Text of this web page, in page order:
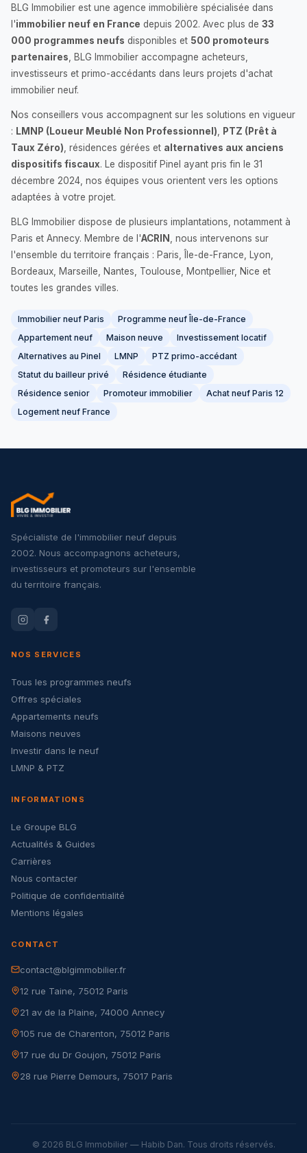
BLG Immobilier est une agence immobilière spécialisée dans
l'immobilier neuf en France depuis 2002. Avec plus de 33
000 programmes neufs disponibles et 500 promoteurs
partenaires , BLG Immobilier accompagne acheteurs,
investisseurs et primo-accédants dans leurs projets d'achat
immobilier neuf.
Nos conseillers vous accompagnent sur les solutions en vigueur
: LMNP (Loueur Meublé Non Professionnel)
PTZ (Prêt à
Taux Zéro) , résidences gérées et alternatives aux anciens
dispositifs fiscaux. Le dispositif Pinel ayant pris fin le 31
décembre 2024, nos équipes vous orientent vers les options
adaptées à votre projet.
BLG Immobilier dispose de plusieurs implantations, notamment à
Paris et Annecy. Membre de l'ACRIN
, nous intervenons sur
l'ensemble du territoire français : Paris, Île-de-France, Lyon,
Bordeaux, Marseille, Nantes, Toulouse, Montpellier, Nice et
toutes les grandes villes.
Immobilier neuf Paris
Programme neuf Île-de-France
Appartement neuf
Maison neuve
Investissement locatif
Alternatives au Pinel
LMNP
PTZ primo-accédant
Statut du bailleur privé
Résidence étudiante
Résidence senior
Promoteur immobilier
Achat neuf Paris 12
Logement neuf France
Spécialiste de l'immobilier neuf depuis
2002. Nous accompagnons acheteurs,
investisseurs et promoteurs sur l'ensemble
du territoire français.
NOS SERVICES
Tous les programmes neufs
Offres spéciales
Appartements neufs
Maisons neuves
Investir dans le neuf
LMNP & PTZ
INFORMATIONS
Le Groupe BLG
Actualités & Guides
Carrières
Nous contacter
Politique de confidentialité
Mentions légales
CONTACT
contact@blgimmobilier.fr
12 rue Taine, 75012 Paris
21 av de la Plaine, 74000 Annecy
105 rue de Charenton, 75012 Paris
17 rue du Dr Goujon, 75012 Paris
28 rue Pierre Demours, 75017 Paris
© 2026 BLG Immobilier — Habib Dan. Tous droits réservés.